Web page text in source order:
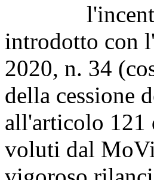
introdotto con
2020, n. 34
della cessione
all'articolo 121
voluti dal